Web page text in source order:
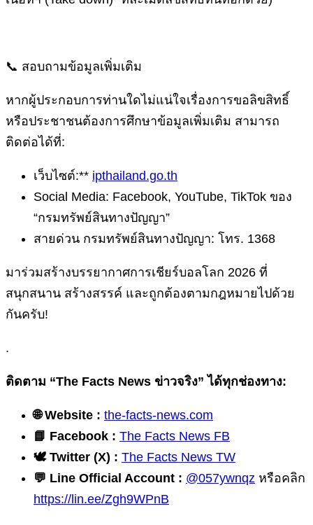
📞 สอบถามข้อมูลเพิ่มเติม
หากผู้ประกอบการท่านใดไม่แน่ใจเรื่องการขอลิขสิทธิ์
หรือประชาชนต้องการศึกษาข้อมูลเพิ่มเติม สามารถ
ติดต่อได้ที่:
เว็บไซต์:** ipthailand.go.th
Social Media: Facebook, YouTube, TikTok ของ
“กรมทรัพย์สินทางปัญญา”
สายด่วน กรมทรัพย์สินทางปัญญา: โทร. 1368
มาร่วมสร้างบรรยากาศการเชียร์บอลโลก 2026 ที่
สนุกสนาน สร้างสรรค์ และถูกต้องตามกฎหมายไปด้วย
กันครับ!
.
ติดตาม “The Facts News ข่าวจริง” ได้ทุกช่องทาง:
🌐 Website : the-facts-news.com
📘 Facebook : The Facts News FB
🕊️ Twitter (X) : The Facts News TW
💬 Line Official Account : @057ywnqz หรือคลิก
https://lin.ee/Zgh9WPnB